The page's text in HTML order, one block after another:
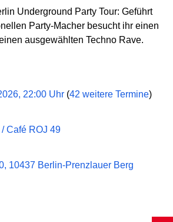
Underground Party Tour: Geführt
Party-Macher besucht ihr einen
ausgewählten Techno Rave.
22:00 Uhr (42 weitere Termine)
Café ROJ 49
10437 Berlin-Prenzlauer Berg